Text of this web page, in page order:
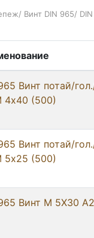
/ Винт DIN 965/
Винт потай/
4х40 (500)
Винт потай/
5х25 (500)
Винт M 5X30 А2